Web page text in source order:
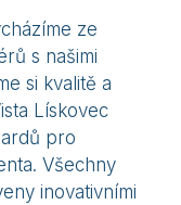
ze
s našimi
si kvalitě a
Lískovec
pro
Všechny
inovativními